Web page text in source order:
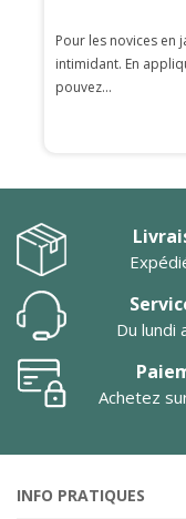
Pour les novices
intimidant. En
pouvez...
Du lundi
Achetez
INFO PRATIQUES